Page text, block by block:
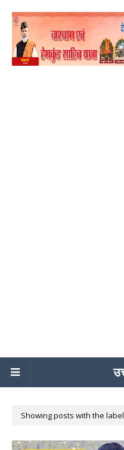
Showing posts with the label